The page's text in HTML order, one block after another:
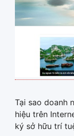
Tại sao doanh
hiệu trên
ký sở hữu trí